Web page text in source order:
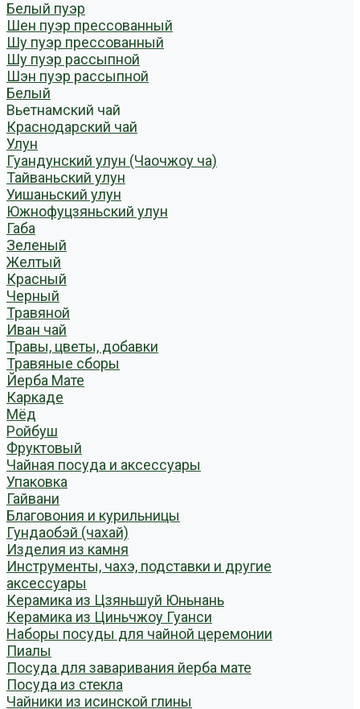
Белый пуэр
Шен пуэр прессованный
Шу пуэр прессованный
Шу пуэр рассыпной
Шэн пуэр рассыпной
Белый
Вьетнамский чай
Краснодарский чай
Улун
Гуандунский улун (Чаочжоу ча)
Тайваньский улун
Уишаньский улун
Южнофуцзяньский улун
Габа
Зеленый
Желтый
Красный
Черный
Травяной
Иван чай
Травы, цветы, добавки
Травяные сборы
Йерба Мате
Каркаде
Мёд
Ройбуш
Фруктовый
Чайная посуда и аксессуары
Упаковка
Гайвани
Благовония и курильницы
Гундаобэй (чахай)
Изделия из камня
Инструменты, чахэ, подставки и другие
аксессуары
Керамика из Цзяньшуй Юньнань
Керамика из Циньчжоу Гуанси
Наборы посуды для чайной церемонии
Пиалы
Посуда для заваривания йерба мате
Посуда из стекла
Чайники из исинской глины